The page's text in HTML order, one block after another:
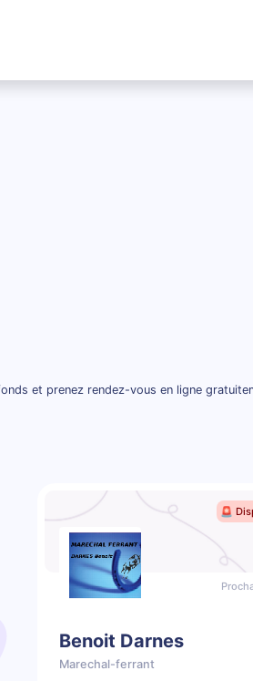
et prenez rendez-vous en ligne
🚨
Benoit Darnes
Marechal-ferrant